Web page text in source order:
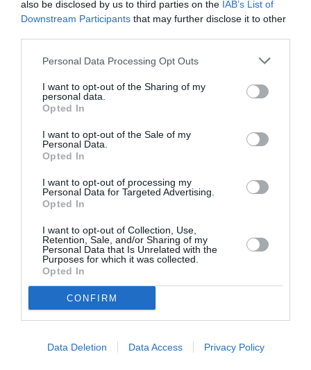
also be disclosed by us to third parties on the IAB’s List of
Downstream Participants that may further disclose it to other
Personal Data Processing Opt Outs
I want to opt-out of the Sharing of my
personal data.
Opted In
I want to opt-out of the Sale of my
Personal Data.
Opted In
I want to opt-out of processing my
Personal Data for Targeted Advertising.
Opted In
I want to opt-out of Collection, Use,
Retention, Sale, and/or Sharing of my
Personal Data that Is Unrelated with the
Purposes for which it was collected.
Opted In
CONFIRM
Data Deletion Data Access Privacy Policy
μάθετε πρώτοι όλες τις ειδήσεις
Δείτε όλα τατελευταία νέαγια την Τέχνη και τον
Νέοι Διαγωνισμοί❯
ΔΙΑΛΕΞΕΙΣ - ΟΜΙΛΙΕΣ
Newsletter
Κάθε βδομάδα στο e-mail σας τα τελευταία νέα για
την Τέχνη και τον Πολιτισμό!
Ακολουθήστε το Culturenow.gr